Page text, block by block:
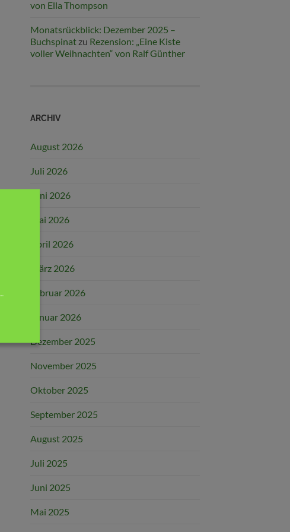
von Ella Thompson
Monatsrückblick: Dezember 2025 –
Buchspinat zu Rezension: „Eine Kiste
voller Weihnachten“ von Ralf Günther
ARCHIV
August 2026
Juli 2026
Juni 2026
Mai 2026
April 2026
März 2026
Februar 2026
Januar 2026
Dezember 2025
November 2025
Oktober 2025
September 2025
August 2025
Juli 2025
Juni 2025
Mai 2025